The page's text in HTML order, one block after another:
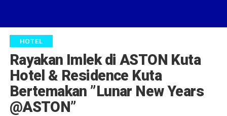
HOTEL
Rayakan Imlek di ASTON Kuta
Hotel & Residence Kuta
Bertemakan ”Lunar New Years
@ASTON”